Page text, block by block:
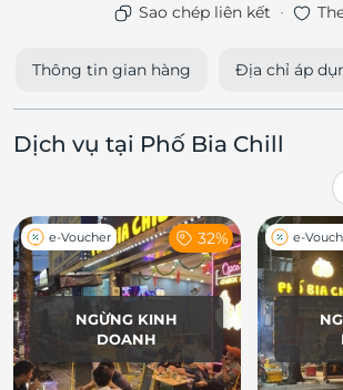
Sao chép liên kết ·
Thông tin gian hàng Địa chỉ áp
Dịch vụ tại Phố Bia Chill
NGỪNG KINH
DOANH
e-Voucher 32% e-